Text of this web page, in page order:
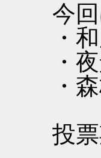
今回
・和
・夜
・森
投票